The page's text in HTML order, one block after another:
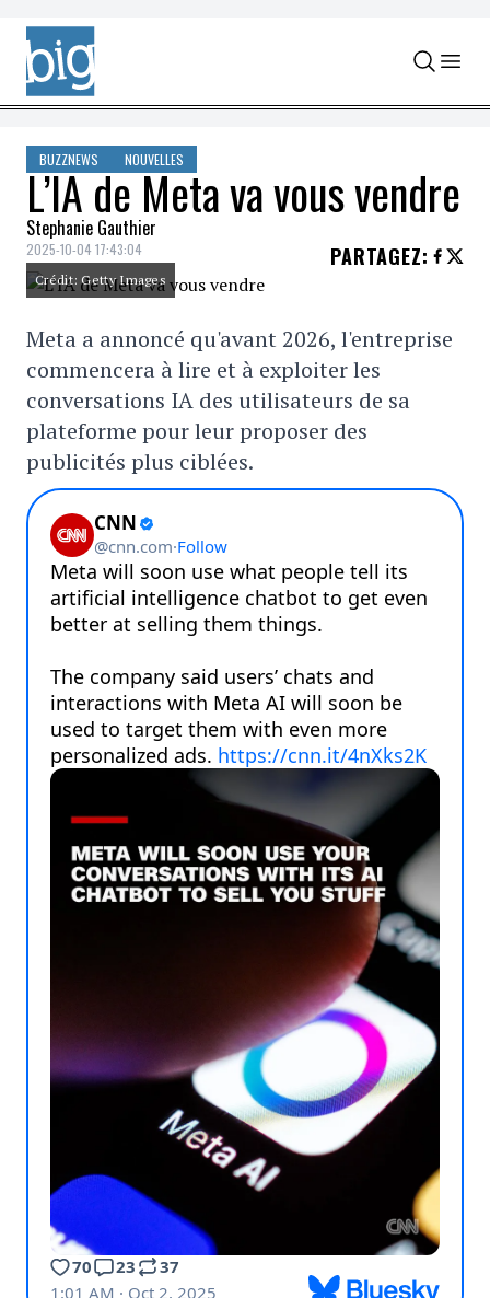
Skip to content
BUZZNEWS NOUVELLES
L’IA de Meta va vous vendre
Stephanie Gauthier
2025-10-04 17:43:04 PARTAGEZ:
Crédit: Getty Images
Meta a annoncé qu'avant 2026, l'entreprise
commencera à lire et à exploiter les
conversations IA des utilisateurs de sa
plateforme pour leur proposer des
publicités plus ciblées.